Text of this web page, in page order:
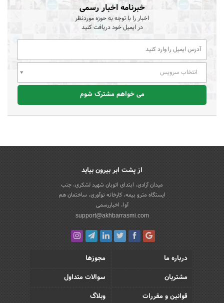
خبرنامه اخبار رسمی
اخبار را با توجه به حوزه موردنظر
در ایمیل خود دریافت کنید
انتخاب سرویس
می خواهم مشترک شوم
از پشت ابر بیرون بیاید
میدان آزادی، ابتدای اتوبان شهید لشکری، جنب
ایستگاه مترو بیمه، کارخانه نوآوری، ساختمان هم
آوا، اخباررسمی
support@akhbarrasmi.com
درباره ما
مجوزها
مشتریان
سوالات متداول
قوانین و مقررات
وبلاگ